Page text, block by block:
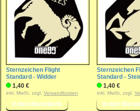
Sternzeichen Flight
Standard - Widder
1,40 €
inkl. MwSt, zzgl. Versandkosten
Sternzeichen
Standard -
1,40 €
inkl. MwSt, zzgl.